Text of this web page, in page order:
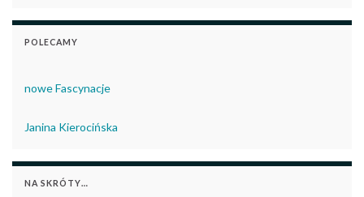
POLECAMY
nowe Fascynacje
Janina Kierocińska
NA SKRÓTY…